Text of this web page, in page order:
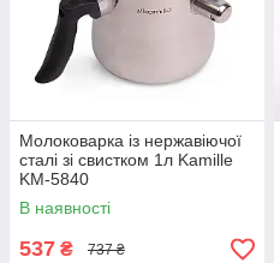
Молоковарка із нержавіючої
сталі зі свистком 1л Kamille
KM-5840
В наявності
537 ₴ 737 ₴